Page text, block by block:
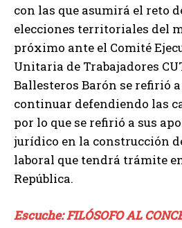
con las que asumirá el reto
elecciones territoriales del
próximo ante el Comité
Unitaria de Trabajadores
Ballesteros Barón se refirió
continuar defendiendo las
por lo que se refirió a sus
jurídico en la construcción
laboral que tendrá trámite
República.
Escuche: FILÓSOFO AL